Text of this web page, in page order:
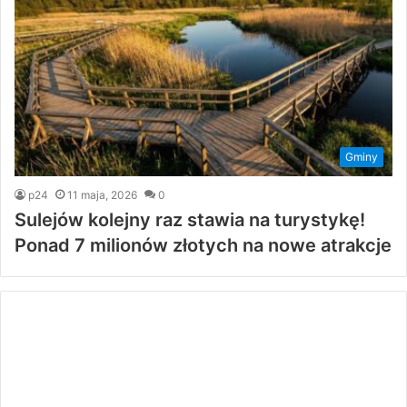
Gminy
p24 11 maja, 2026 0
Sulejów kolejny raz stawia na turystykę!
Ponad 7 milionów złotych na nowe atrakcje